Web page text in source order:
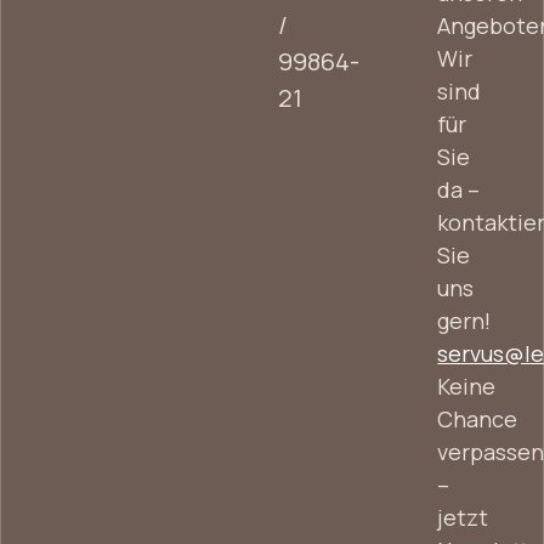
/
99864-
21
Wir
sind
für
Sie
da –
Sie
uns
gern!
Keine
Chance
verpassen
–
jetzt